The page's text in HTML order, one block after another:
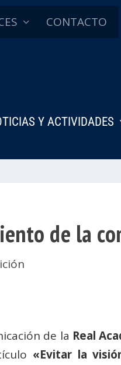
CONTACTO
Y ACTIVIDADES
de la
de la Real
«Evitar la